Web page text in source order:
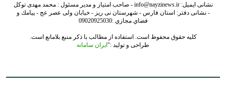
نشانی ایمیل: info@nayzinews.ir - صاحب امتیاز و مدیر مسئول : محمد مهدی توکل
- نشانی دفتر: استان فارس - شهرستان نی ریز - خیابان ولی عصر عج - پيامك و
فضاي مجازي :09020925030
کلیه حقوق محفوظ است. استفاده از مطالب با ذکر منبع بلامانع است.
طراحی و تولید :"ایران سامانه